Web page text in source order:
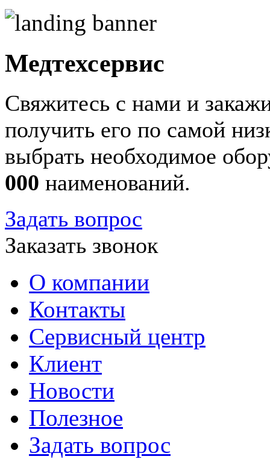
Медтехсервис
Свяжитесь с нами и
получить его по самой
выбрать необходимое
000 наименований.
Задать вопрос
Заказать звонок
О компании
Контакты
Сервисный центр
Клиент
Новости
Полезное
Задать вопрос